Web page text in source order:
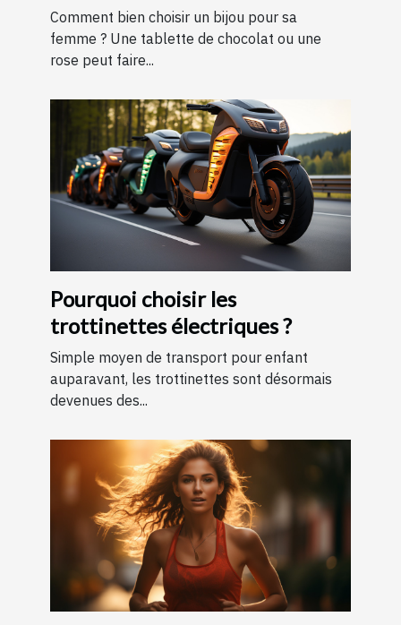
Comment bien choisir un bijou pour sa
femme ? Une tablette de chocolat ou une
rose peut faire...
Pourquoi choisir les
trottinettes électriques ?
Simple moyen de transport pour enfant
auparavant, les trottinettes sont désormais
devenues des...